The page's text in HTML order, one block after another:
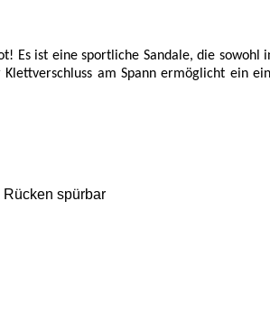
ist eine sportliche Sandale, die sowohl
am Spann ermöglicht ein
spürbar